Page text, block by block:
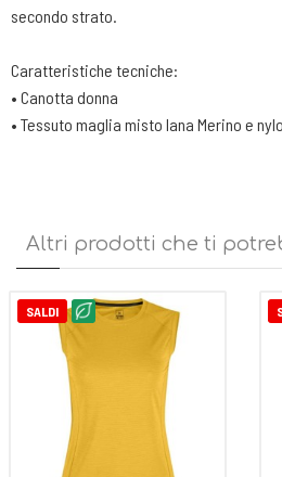
secondo strato.
Caratteristiche tecniche:
• Canotta donna
• Tessuto maglia misto lana Merino e
Altri prodotti che ti
SALDI